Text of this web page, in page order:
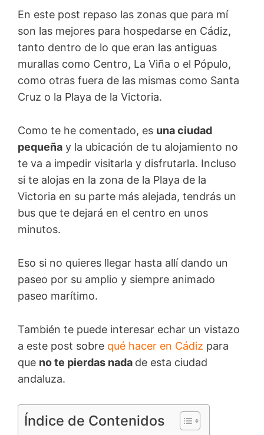
En este post repaso las zonas que para mí
son las mejores para hospedarse en Cádiz,
tanto dentro de lo que eran las antiguas
murallas como Centro, La Viña o el Pópulo,
como otras fuera de las mismas como Santa
Cruz o la Playa de la Victoria.
Como te he comentado, es una ciudad
pequeña y la ubicación de tu alojamiento no
te va a impedir visitarla y disfrutarla. Incluso
si te alojas en la zona de la Playa de la
Victoria en su parte más alejada, tendrás un
bus que te dejará en el centro en unos
minutos.
Eso si no quieres llegar hasta allí dando un
paseo por su amplio y siempre animado
paseo marítimo.
También te puede interesar echar un vistazo
a este post sobre qué hacer en Cádiz para
que no te pierdas nada de esta ciudad
andaluza.
Índice de Contenidos